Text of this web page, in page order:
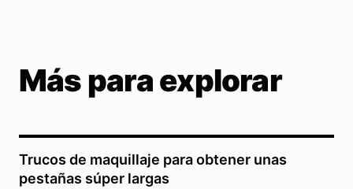
Más para explorar
Trucos de maquillaje para obtener unas
pestañas súper largas